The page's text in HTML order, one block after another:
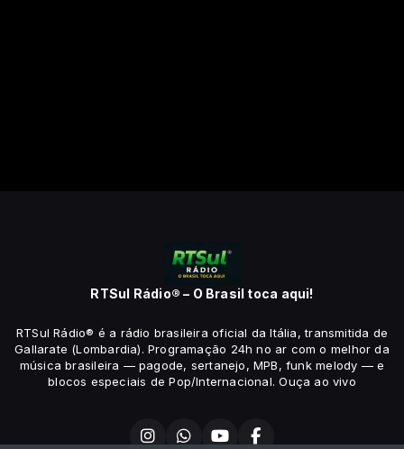
RTSul Rádio® – O Brasil toca aqui!
RTSul Rádio® é a rádio brasileira oficial da Itália, transmitida de
Gallarate (Lombardia). Programação 24h no ar com o melhor da
música brasileira — pagode, sertanejo, MPB, funk melody — e
blocos especiais de Pop/Internacional. Ouça ao vivo